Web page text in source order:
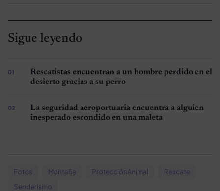
Sigue leyendo
Rescatistas encuentran a un hombre perdido en el
desierto gracias a su perro
La seguridad aeroportuaria encuentra a alguien
inesperado escondido en una maleta
Fotos Montaña ProtecciónAnimal
Rescate
Senderismo